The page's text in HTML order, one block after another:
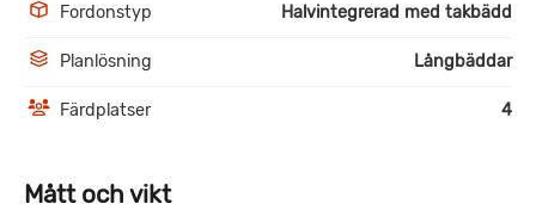
Fordonstyp Halvintegrerad med takbädd
Planlösning Långbäddar
Färdplatser 4
Mått och vikt